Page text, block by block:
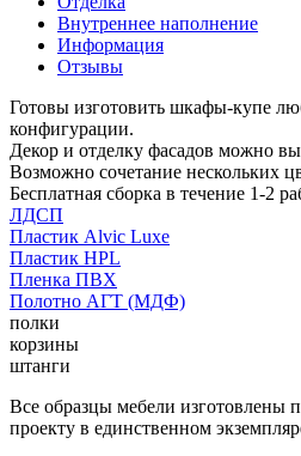
Внутреннее наполнение
Информация
Отзывы
Готовы изготовить шкафы-купе
конфигурации.
Декор и отделку фасадов можно
Возможно сочетание нескольких
Бесплатная сборка в течение 1-2
ЛДСП
Пластик Alvic Luxe
Пластик HPL
Пленка ПВХ
Полотно АГТ (МДФ)
полки
корзины
штанги
Все образцы мебели изготовлены
проекту в единственном